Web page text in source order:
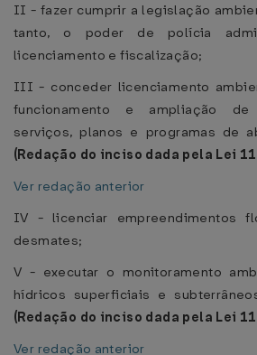
II - fazer cumprir a legislação
tanto, o poder de polícia
licenciamento e fiscalização;
III - conceder licenciamento
funcionamento e ampliação de
serviços, planos e programas de
(Redação do inciso dada pela Lei
Ver redação anterior
IV - licenciar empreendimentos
desmates;
V - executar o monitoramento
hídricos superficiais e
(Redação do inciso dada pela Lei
Ver redação anterior